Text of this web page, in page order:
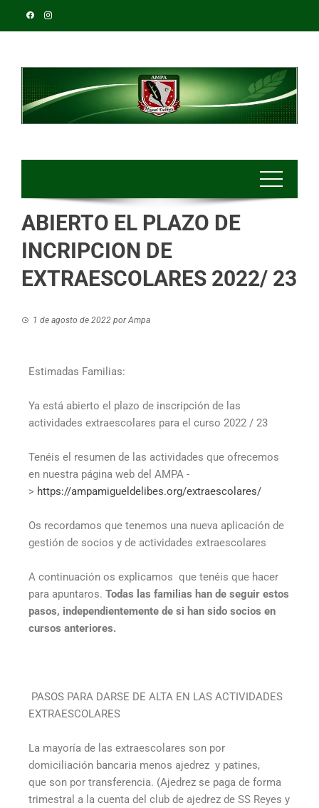
ABIERTO EL PLAZO DE
INCRIPCION DE
EXTRAESCOLARES 2022/ 23
1 de agosto de 2022 porAmpa
Estimadas Familias:
Ya está abierto el plazo de inscripción de las
actividades extraescolares para el curso 2022 / 23
Tenéis el resumen de las actividades que ofrecemos
en nuestra página web del AMPA -
> https://ampamigueldelibes.org/extraescolares/
Os recordamos que tenemos una nueva aplicación de
gestión de socios y de actividades extraescolares
A continuación os explicamos que tenéis que hacer
para apuntaros. Todas las familias han de seguir estos
pasos, independientemente de si han sido socios en
cursos anteriores.
PASOS PARA DARSE DE ALTA EN LAS ACTIVIDADES
EXTRAESCOLARES
La mayoría de las extraescolares son por
domiciliación bancaria menos ajedrez y patines,
que son por transferencia. (Ajedrez se paga de forma
trimestral a la cuenta del club de ajedrez de SS Reyes y